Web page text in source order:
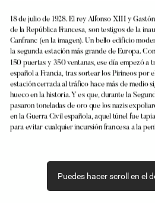
18 de julio de 1928. El rey Alfonso XIII y Gastón
de la República Francesa, son testigos de la
Canfranc (en la imagen). Un bello edificio
la segunda estación más grande de Europa. Con
150 puertas y 350 ventanas, ese día empezó a
español a Francia, tras sortear los Pirineos por el
estación cerrada al tráfico hace más de medio
hueco en la historia.Y es que, durante la
pasaron toneladas de oro que los nazis
en la Guerra Civil española, aquel túnel fue
para evitar cualquier incursión francesa a la
Puedes hacer scroll en el